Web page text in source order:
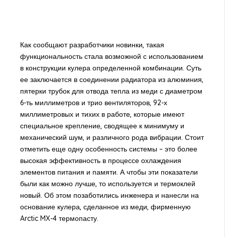
Как сообщают разработчики новинки, такая
функциональность стала возможной с использованием
в конструкции кулера определенной комбинации. Суть
ее заключается в соединении радиатора из алюминия,
пятерки трубок для отвода тепла из меди с диаметром
6-ть миллиметров и трио вентиляторов, 92-х
миллиметровых и тихих в работе, которые имеют
специальное крепление, сводящее к минимуму и
механический шум, и различного рода вибрации. Стоит
отметить еще одну особенность системы – это более
высокая эффективность в процессе охлаждения
элементов питания и памяти. А чтобы эти показатели
были как можно лучше, то используется и термоклей
новый. Об этом позаботились инженера и нанесли на
основание кулера, сделанное из меди, фирменную
Arctic MX-4 термопасту.